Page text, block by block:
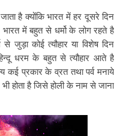
है क्योंकि भारत में हर दूसरे दिन
भारत में बहुत से धर्मो के लोग रहते है
जुड़ा कोई त्यौहार या विशेष दिन
धरम के बहुत से त्यौहार आते है
कई प्रकार के व्रत तथा पर्व मनाये
होता है जिसे होली के नाम से जाना